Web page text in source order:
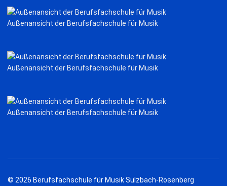
Außenansicht der Berufsfachschule für Musik
Außenansicht der Berufsfachschule für Musik
Außenansicht der Berufsfachschule für Musik
© 2026 Berufsfachschule für Musik Sulzbach-Rosenberg